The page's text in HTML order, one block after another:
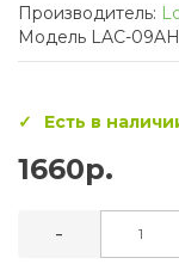
Производитель:
Модель LAC-
Есть в
1660р.
-